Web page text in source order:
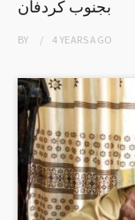
بجنوب كردفان
BY 4 YEARSAGO